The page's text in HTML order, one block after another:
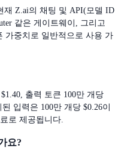
재 Z.ai의 채팅 및 API(모델 ID
같은 게이트웨이, 그리고
가중치로 일반적으로 사용 가
출력 토큰 100만 개당
입력은 100만 개당 $0.26이
로 제공됩니다.
요?